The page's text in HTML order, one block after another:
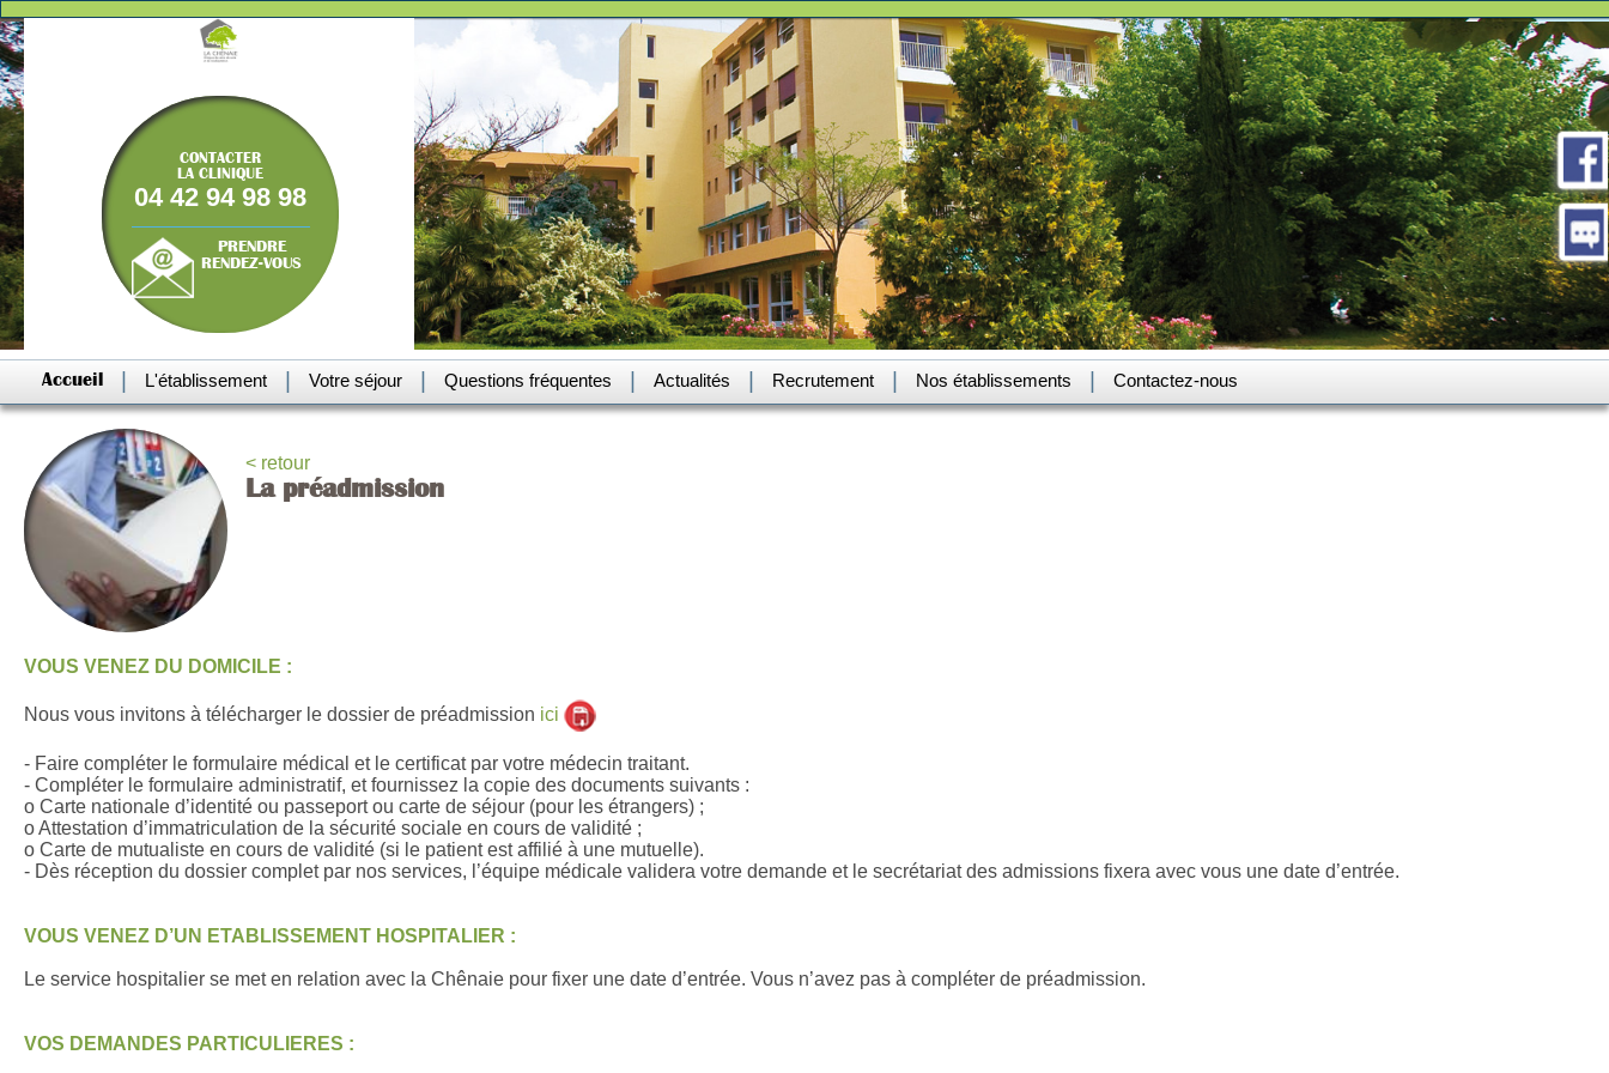
CONTACTER
LA CLINIQUE
04 42 94 98 98
PRENDRE
RENDEZ-VOUS
Accueil L'établissement Votre séjour Questions fréquentes Actualités Recrutement Nos établissements Contactez-nous
< retour
La préadmission
VOUS VENEZ DU DOMICILE :
Nous vous invitons à télécharger le dossier de préadmission ici
- Faire compléter le formulaire médical et le certificat par votre médecin traitant.
- Compléter le formulaire administratif, et fournissez la copie des documents suivants :
o Carte nationale d’identité ou passeport ou carte de séjour (pour les étrangers) ;
o Attestation d’immatriculation de la sécurité sociale en cours de validité ;
o Carte de mutualiste en cours de validité (si le patient est affilié à une mutuelle).
- Dès réception du dossier complet par nos services, l’équipe médicale validera votre demande et le secrétariat des admissions fixera avec vous une date d’entrée.
VOUS VENEZ D’UN ETABLISSEMENT HOSPITALIER :
Le service hospitalier se met en relation avec la Chênaie pour fixer une date d’entrée. Vous n’avez pas à compléter de préadmission.
VOS DEMANDES PARTICULIERES :